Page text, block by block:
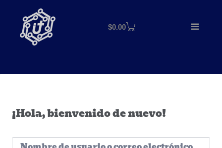
$0.00
¡Hola, bienvenido de nuevo!